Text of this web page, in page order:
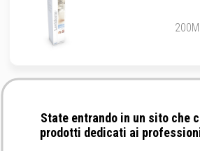
State entrando in un sito che
prodotti dedicati ai